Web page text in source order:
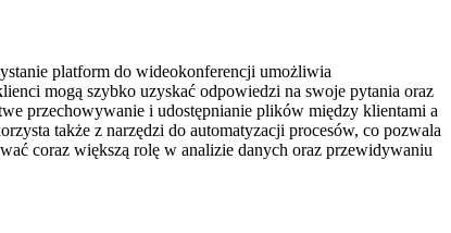
platform do wideokonferencji umożliwia
mogą szybko uzyskać odpowiedzi na swoje pytania oraz
przechowywanie i udostępnianie plików między klientami a
także z narzędzi do automatyzacji procesów, co pozwala
coraz większą rolę w analizie danych oraz przewidywaniu